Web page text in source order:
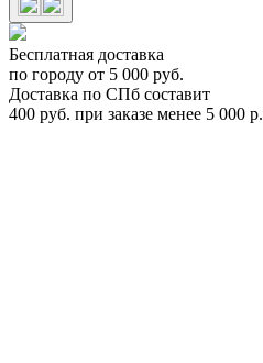
Бесплатная доставка
по городу от 5 000 руб.
Доставка по СПб составит
400 руб. при заказе менее 5 000 р.